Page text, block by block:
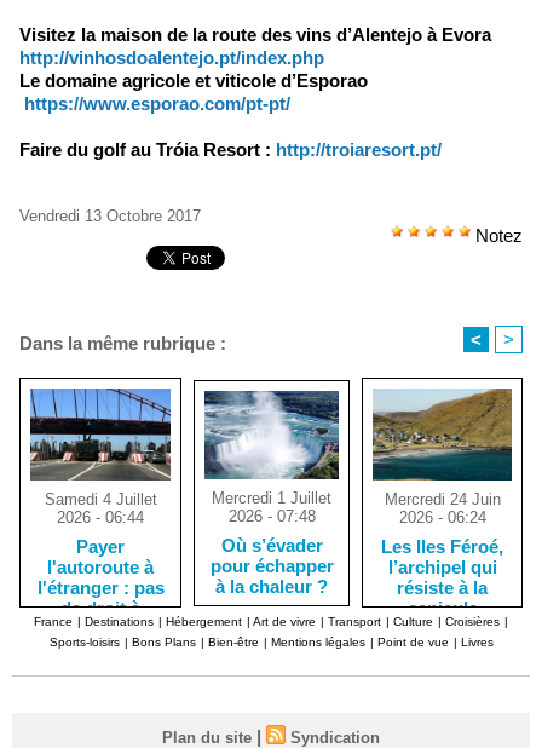
Visitez la maison de la route des vins d’Alentejo à Evora
http://vinhosdoalentejo.pt/index.php
Le domaine agricole et viticole d’Esporao
https://www.esporao.com/pt-pt/
Faire du golf au Tróia Resort : http://troiaresort.pt/
Vendredi 13 Octobre 2017
Notez
Dans la même rubrique : < >
Samedi 4 Juillet
2026 - 06:44
Payer
l'autoroute à
l'étranger : pas
de droit à
l'erreur !
Mercredi 1 Juillet
2026 - 07:48
Où s’évader
pour échapper
à la chaleur ?
Mercredi 24 Juin
2026 - 06:24
Les Iles Féroé,
l’archipel qui
résiste à la
canicule
France | Destinations | Hébergement | Art de vivre | Transport | Culture | Croisières |
Sports-loisirs | Bons Plans | Bien-être | Mentions légales | Point de vue | Livres
Plan du site | Syndication